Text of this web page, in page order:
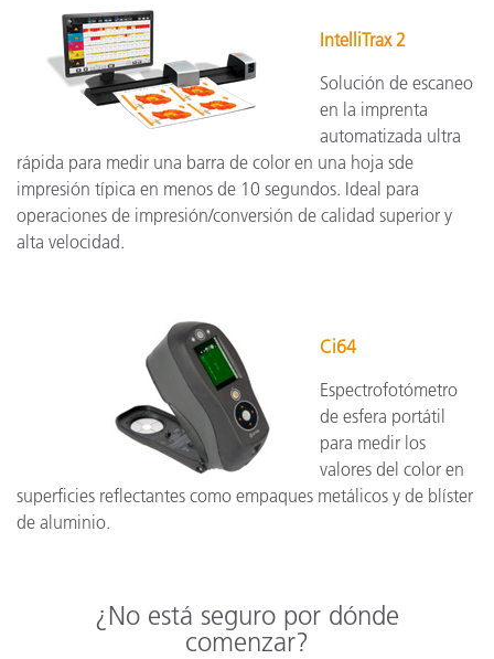
IntelliTrax 2
Solución de escaneo
en la imprenta
automatizada ultra
rápida para medir una barra de color en una hoja sde
impresión típica en menos de 10 segundos. Ideal para
operaciones de impresión/conversión de calidad superior y
alta velocidad.
Ci64
Espectrofotómetro
de esfera portátil
para medir los
valores del color en
superficies reflectantes como empaques metálicos y de blíster
de aluminio.
¿No está seguro por dónde
comenzar?